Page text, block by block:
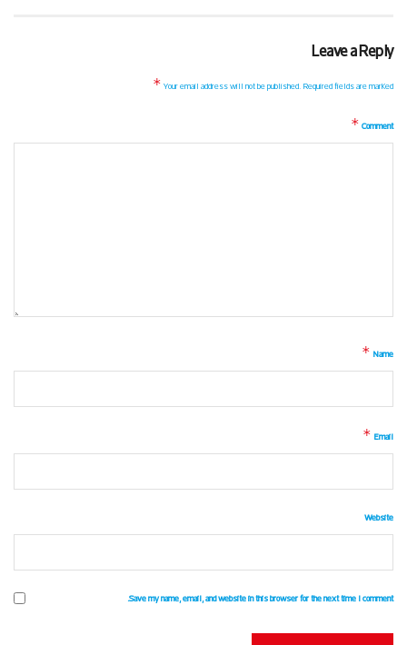
Leave a Reply
Your email address will not be published.Required fields are marked
*
Comment
*
Name
*
Email
*
Website
Save my name, email, and website in this browser for the next time I comment.